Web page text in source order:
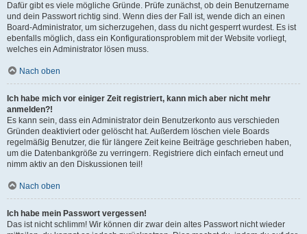
Dafür gibt es viele mögliche Gründe. Prüfe zunächst, ob dein Benutzername
und dein Passwort richtig sind. Wenn dies der Fall ist, wende dich an einen
Board-Administrator, um sicherzugehen, dass du nicht gesperrt wurdest. Es ist
ebenfalls möglich, dass ein Konfigurationsproblem mit der Website vorliegt,
welches ein Administrator lösen muss.
Nach oben
Ich habe mich vor einiger Zeit registriert, kann mich aber nicht mehr
anmelden?!
Es kann sein, dass ein Administrator dein Benutzerkonto aus verschieden
Gründen deaktiviert oder gelöscht hat. Außerdem löschen viele Boards
regelmäßig Benutzer, die für längere Zeit keine Beiträge geschrieben haben,
um die Datenbankgröße zu verringern. Registriere dich einfach erneut und
nimm aktiv an den Diskussionen teil!
Nach oben
Ich habe mein Passwort vergessen!
Das ist nicht schlimm! Wir können dir zwar dein altes Passwort nicht wieder